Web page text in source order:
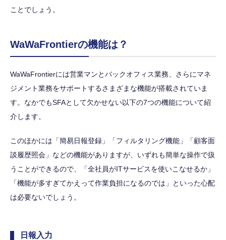
ことでしょう。
WaWaFrontierの機能は？
WaWaFrontierには営業マンとバックオフィス業務、さらにマネ
ジメント業務をサポートするさまざまな機能が搭載されていま
す。なかでもSFAとして欠かせない以下の7つの機能について紹
介します。
このほかには「簡易日報登録」「フィルタリング機能」「顧客面
談履歴照会」などの機能がありますが、いずれも簡単な操作で扱
うことができるので、「全社員がITサービスを使いこなせるか」
「機能が多すぎてかえって作業負担になるのでは」といった心配
は必要ないでしょう。
日報入力